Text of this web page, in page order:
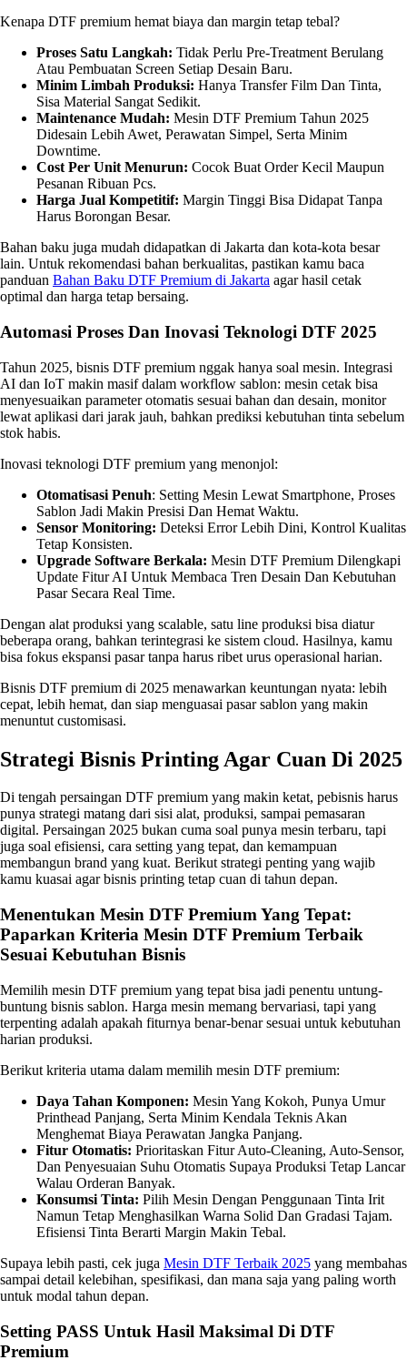
Kenapa DTF premium hemat biaya dan margin tetap tebal?
Proses Satu Langkah: Tidak Perlu Pre-Treatment Berulang
Atau Pembuatan Screen Setiap Desain Baru.
Minim Limbah Produksi: Hanya Transfer Film Dan Tinta,
Sisa Material Sangat Sedikit.
Maintenance Mudah: Mesin DTF Premium Tahun 2025
Didesain Lebih Awet, Perawatan Simpel, Serta Minim
Downtime.
Cost Per Unit Menurun: Cocok Buat Order Kecil Maupun
Pesanan Ribuan Pcs.
Harga Jual Kompetitif: Margin Tinggi Bisa Didapat Tanpa
Harus Borongan Besar.
Bahan baku juga mudah didapatkan di Jakarta dan kota-kota besar
lain. Untuk rekomendasi bahan berkualitas, pastikan kamu baca
panduan Bahan Baku DTF Premium di Jakarta agar hasil cetak
optimal dan harga tetap bersaing.
Automasi Proses Dan Inovasi Teknologi DTF 2025
Tahun 2025, bisnis DTF premium nggak hanya soal mesin. Integrasi
AI dan IoT makin masif dalam workflow sablon: mesin cetak bisa
menyesuaikan parameter otomatis sesuai bahan dan desain, monitor
lewat aplikasi dari jarak jauh, bahkan prediksi kebutuhan tinta sebelum
stok habis.
Inovasi teknologi DTF premium yang menonjol:
Otomatisasi Penuh: Setting Mesin Lewat Smartphone, Proses
Sablon Jadi Makin Presisi Dan Hemat Waktu.
Sensor Monitoring: Deteksi Error Lebih Dini, Kontrol Kualitas
Tetap Konsisten.
Upgrade Software Berkala: Mesin DTF Premium Dilengkapi
Update Fitur AI Untuk Membaca Tren Desain Dan Kebutuhan
Pasar Secara Real Time.
Dengan alat produksi yang scalable, satu line produksi bisa diatur
beberapa orang, bahkan terintegrasi ke sistem cloud. Hasilnya, kamu
bisa fokus ekspansi pasar tanpa harus ribet urus operasional harian.
Bisnis DTF premium di 2025 menawarkan keuntungan nyata: lebih
cepat, lebih hemat, dan siap menguasai pasar sablon yang makin
menuntut customisasi.
Strategi Bisnis Printing Agar Cuan Di 2025
Di tengah persaingan DTF premium yang makin ketat, pebisnis harus
punya strategi matang dari sisi alat, produksi, sampai pemasaran
digital. Persaingan 2025 bukan cuma soal punya mesin terbaru, tapi
juga soal efisiensi, cara setting yang tepat, dan kemampuan
membangun brand yang kuat. Berikut strategi penting yang wajib
kamu kuasai agar bisnis printing tetap cuan di tahun depan.
Menentukan Mesin DTF Premium Yang Tepat:
Paparkan Kriteria Mesin DTF Premium Terbaik
Sesuai Kebutuhan Bisnis
Memilih mesin DTF premium yang tepat bisa jadi penentu untung-
buntung bisnis sablon. Harga mesin memang bervariasi, tapi yang
terpenting adalah apakah fiturnya benar-benar sesuai untuk kebutuhan
harian produksi.
Berikut kriteria utama dalam memilih mesin DTF premium:
Daya Tahan Komponen: Mesin Yang Kokoh, Punya Umur
Printhead Panjang, Serta Minim Kendala Teknis Akan
Menghemat Biaya Perawatan Jangka Panjang.
Fitur Otomatis: Prioritaskan Fitur Auto-Cleaning, Auto-Sensor,
Dan Penyesuaian Suhu Otomatis Supaya Produksi Tetap Lancar
Walau Orderan Banyak.
Konsumsi Tinta: Pilih Mesin Dengan Penggunaan Tinta Irit
Namun Tetap Menghasilkan Warna Solid Dan Gradasi Tajam.
Efisiensi Tinta Berarti Margin Makin Tebal.
Supaya lebih pasti, cek juga Mesin DTF Terbaik 2025 yang membahas
sampai detail kelebihan, spesifikasi, dan mana saja yang paling worth
untuk modal tahun depan.
Setting PASS Untuk Hasil Maksimal Di DTF
Premium